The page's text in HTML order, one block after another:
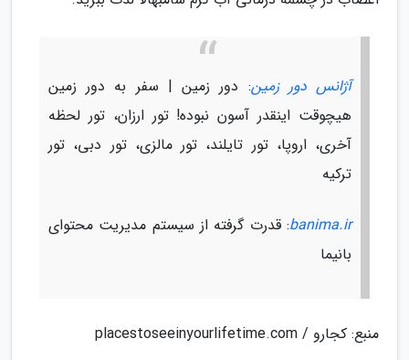
آژانس دور زمین: دور زمین | سفر به دور زمین
هیچوقت اینقدر آسون نبوده! تور ارزان، تور لحظه
آخری، اروپا، تور تایلند، تور مالزی، تور دبی، تور
ترکیه
banima.ir: قدرت گرفته از سیستم مدیریت محتوای
بانیما
منبع: کجارو / placestoseeinyourlifetime.com